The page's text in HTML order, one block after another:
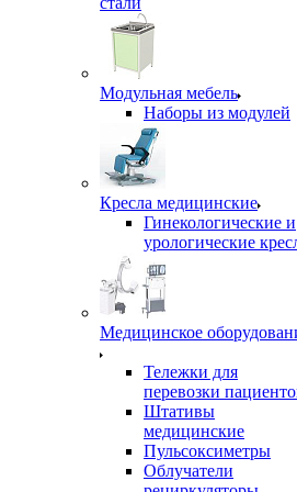
Модульная мебель
Наборы из модулей
Кресла медицинские
Гинекологические и
урологические
Медицинское
Тележки для
перевозки
Штативы
медицинские
Пульсоксиметры
Облучатели